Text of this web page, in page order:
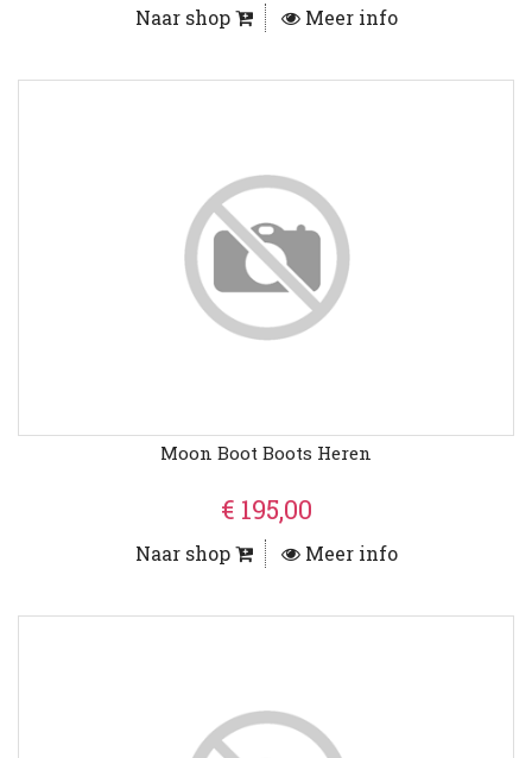
Naar shop Meer info
Moon Boot Boots Heren
€ 195,00
Naar shop Meer info